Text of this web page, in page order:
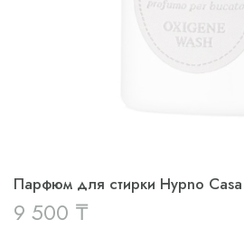
Парфюм для стирки Hypno
9 500 ₸